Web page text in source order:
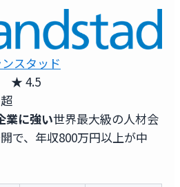
スタッド
★ 4.5
業に強い世界最大級の人材会
で、年収800万円以上が中